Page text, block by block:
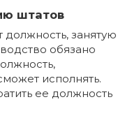
штатов
занятую
обязано
исполнять.
ее должность